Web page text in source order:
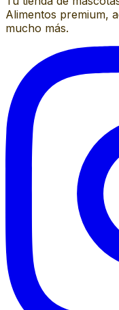
Alimentos premium,
mucho más.